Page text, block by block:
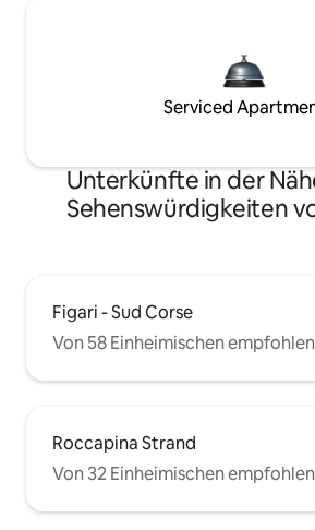
Serviced
Unterkünfte in der
Sehenswürdigkeiten
Figari - Sud Corse
Von 58 Einheimischen empfohlen
Roccapina Strand
Von 32 Einheimischen empfohlen